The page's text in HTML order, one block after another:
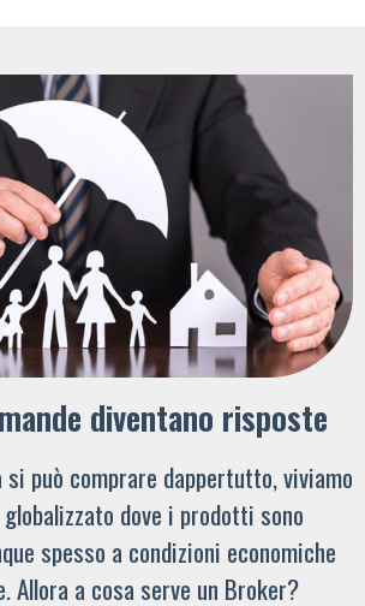
diventano risposte
si può comprare dappertutto, viviamo
dove i prodotti sono
spesso a condizioni economiche
Allora a cosa serve un Broker?